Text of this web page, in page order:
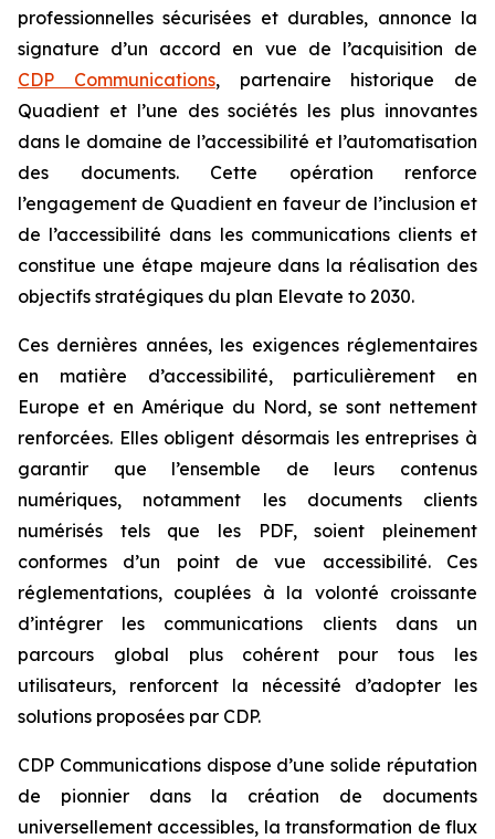
professionnelles sécurisées et durables, annonce la
signature d’un accord en vue de l’acquisition de
CDP Communications, partenaire historique de
Quadient et l’une des sociétés les plus innovantes
dans le domaine de l’accessibilité et l’automatisation
des documents. Cette opération renforce
l’engagement de Quadient en faveur de l’inclusion et
de l’accessibilité dans les communications clients et
constitue une étape majeure dans la réalisation des
objectifs stratégiques du plan Elevate to 2030.
Ces dernières années, les exigences réglementaires
en matière d’accessibilité, particulièrement en
Europe et en Amérique du Nord, se sont nettement
renforcées. Elles obligent désormais les entreprises à
garantir que l’ensemble de leurs contenus
numériques, notamment les documents clients
numérisés tels que les PDF, soient pleinement
conformes d’un point de vue accessibilité. Ces
réglementations, couplées à la volonté croissante
d’intégrer les communications clients dans un
parcours global plus cohérent pour tous les
utilisateurs, renforcent la nécessité d’adopter les
solutions proposées par CDP.
CDP Communications dispose d’une solide réputation
de pionnier dans la création de documents
universellement accessibles, la transformation de flux